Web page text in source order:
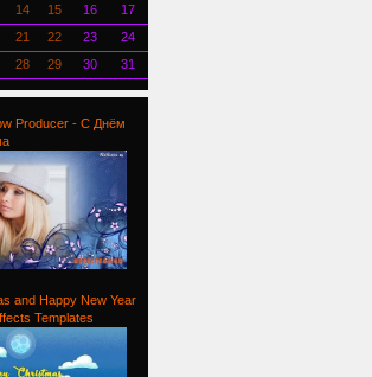
14 15 16
17
21 22 23
24
28 29 30 31
Producer - С Днём
and Happy New Year
Templates